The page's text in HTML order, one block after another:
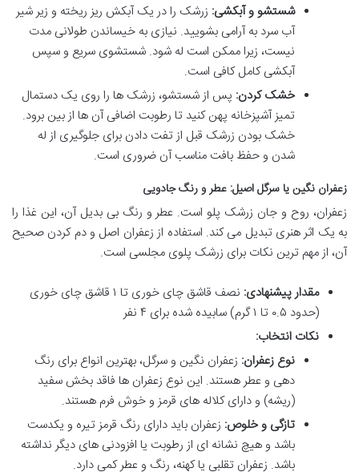
شستشو و آبکشی: زرشک را در یک آبکش ریز ریخته و زیر شیر
آب سرد به آرامی بشویید. نیازی به خیساندن طولانی مدت
نیست، زیرا ممکن است له شود. شستشوی سریع و سپس
آبکشی کامل کافی است.
خشک کردن: پس از شستشو، زرشک ها را روی یک دستمال
تمیز آشپزخانه پهن کنید تا رطوبت اضافی آن ها از بین برود.
خشک بودن زرشک قبل از تفت دادن برای جلوگیری از له
شدن و حفظ بافت مناسب آن ضروری است.
زعفران نگین یا سرگل اصیل: عطر و رنگ جادویی
زعفران، روح و جان زرشک پلو است. عطر و رنگ بی بدیل آن، این غذا را
به یک اثر هنری تبدیل می کند. استفاده از زعفران اصل و دم کردن صحیح
آن، از مهم ترین نکات برای زرشک پلوی مجلسی است.
مقدار پیشنهادی:
نصف قاشق چای خوری تا ۱ قاشق چای خوری
(حدود ۰.۵ تا ۱ گرم) سابیده شده برای ۴ نفر
نکات انتخاب:
نوع زعفران: زعفران نگین و سرگل، بهترین انواع برای رنگ
دهی و عطر هستند. این نوع زعفران ها فاقد بخش سفید
(ریشه) و دارای کلاله های قرمز و خوش فرم هستند.
تازگی و خلوص: زعفران باید دارای رنگ قرمز تیره و یکدست
باشد و هیچ نشانه ای از رطوبت یا افزودنی های دیگر نداشته
باشد. زعفران تقلبی یا کهنه، رنگ و عطر کمی دارد.